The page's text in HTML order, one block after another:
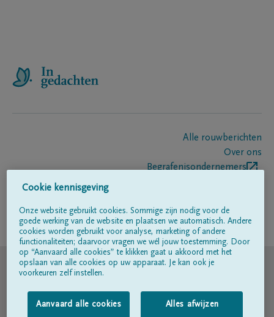
Alle rouwberichten
Over ons
Begrafenisondernemers
Volg ons op
© DELA
Gebruiksvoorwaarden
Cookie kennisgeving
Onze website gebruikt cookies. Sommige zijn nodig voor de
goede werking van de website en plaatsen we automatisch. Andere
cookies worden gebruikt voor analyse, marketing of andere
functionaliteiten; daarvoor vragen we wél jouw toestemming. Door
op “Aanvaard alle cookies” te klikken gaat u akkoord met het
opslaan van alle cookies op uw apparaat. Je kan ook je
voorkeuren zelf instellen.
Aanvaard alle cookies Alles afwijzen